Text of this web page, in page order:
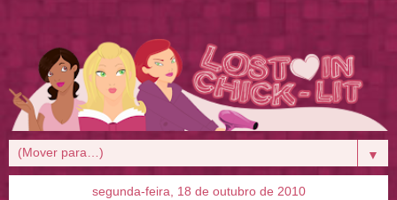
▼
segunda-feira, 18 de outubro de 2010